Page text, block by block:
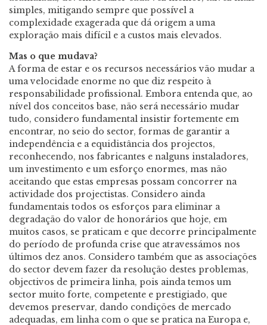
simples, mitigando sempre que possível a
complexidade exagerada que dá origem a uma
exploração mais difícil e a custos mais elevados.
Mas o que mudava?
A forma de estar e os recursos necessários vão mudar a
uma velocidade enorme no que diz respeito à
responsabilidade profissional. Embora entenda que, ao
nível dos conceitos base, não será necessário mudar
tudo, considero fundamental insistir fortemente em
encontrar, no seio do sector, formas de garantir a
independência e a equidistância dos projectos,
reconhecendo, nos fabricantes e nalguns instaladores,
um investimento e um esforço enormes, mas não
aceitando que estas empresas possam concorrer na
actividade dos projectistas. Considero ainda
fundamentais todos os esforços para eliminar a
degradação do valor de honorários que hoje, em
muitos casos, se praticam e que decorre principalmente
do período de profunda crise que atravessámos nos
últimos dez anos. Considero também que as associações
do sector devem fazer da resolução destes problemas,
objectivos de primeira linha, pois ainda temos um
sector muito forte, competente e prestigiado, que
devemos preservar, dando condições de mercado
adequadas, em linha com o que se pratica na Europa e,